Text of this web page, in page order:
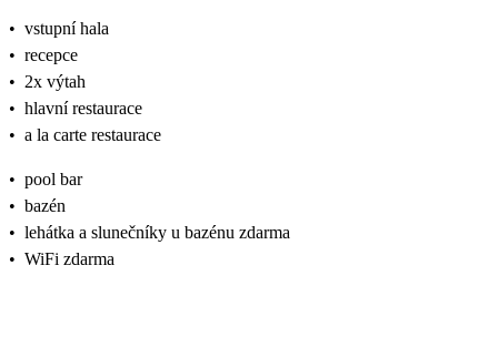
• vstupní hala
• recepce
• 2x výtah
• hlavní restaurace
• a la carte restaurace
• pool bar
• bazén
• lehátka a slunečníky u bazénu zdarma
• WiFi zdarma